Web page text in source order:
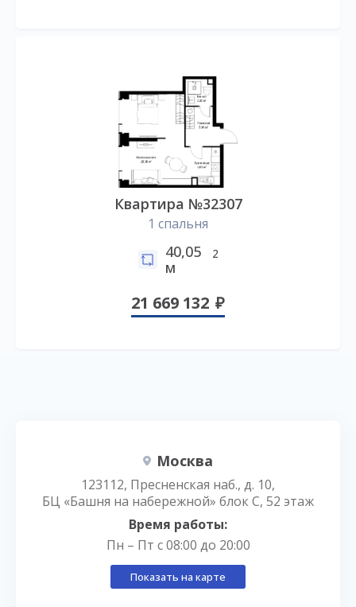
Квартира №32307
1 спальня
40,05
м
2
21 669 132
Москва
123112, Пресненская наб., д. 10,
БЦ «Башня на набережной» блок С, 52 этаж
Время работы:
Пн – Пт с 08:00 до 20:00
Показать на карте